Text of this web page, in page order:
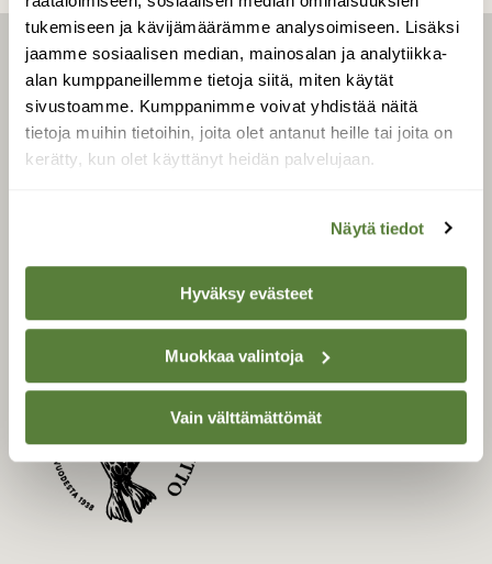
tukemiseen ja kävijämäärämme analysoimiseen. Lisäksi
jaamme sosiaalisen median, mainosalan ja analytiikka-
alan kumppaneillemme tietoja siitä, miten käytät
sivustoamme. Kumppanimme voivat yhdistää näitä
tietoja muihin tietoihin, joita olet antanut heille tai joita on
kerätty, kun olet käyttänyt heidän palvelujaan.
Näytä tiedot
Hyväksy evästeet
Muokkaa valintoja
Vain välttämättömät
LEHTI
Uusin lehti
Tilaa Suomen Luonto
Tilaa digilukuoikeus
Tilaa uutiskirje
SUOJELU­LIITTO
kustantaja on
luonnonsuojelu­liitto.